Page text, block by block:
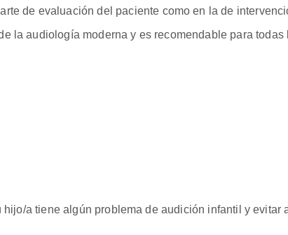
de evaluación del paciente como en la de
la audiología moderna y es recomendable para
a tiene algún problema de audición infantil y evitar